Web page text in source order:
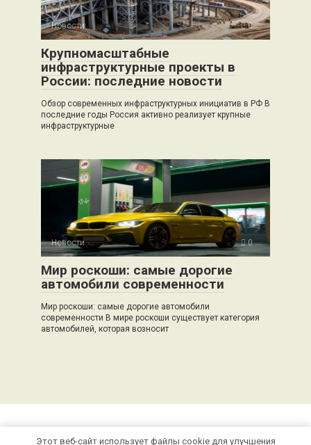
Новости 0
Крупномасштабные
инфраструктурные проекты в
России: последние новости
Обзор современных инфраструктурных инициатив в РФ В
последние годы Россия активно реализует крупные
инфраструктурные
Новости 0
Мир роскоши: самые дорогие
автомобили современности
Мир роскоши: самые дорогие автомобили
современности В мире роскоши существует категория
автомобилей, которая возносит
Этот веб-сайт использует файлы cookie для улучшения